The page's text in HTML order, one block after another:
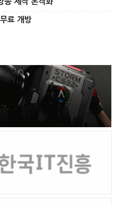
료 개방